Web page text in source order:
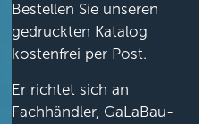
Bestellen Sie unseren
gedruckten Katalog
kostenfrei per Post.
Er richtet sich an
Fachhändler, GaLaBau-